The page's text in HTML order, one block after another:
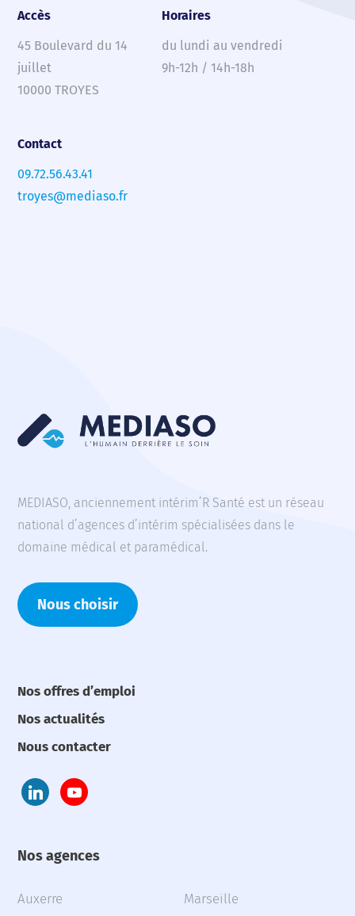
Accès
45 Boulevard du 14
juillet
10000 TROYES
Horaires
du lundi au vendredi
9h-12h / 14h-18h
Contact
09.72.56.43.41
troyes@mediaso.fr
MEDIASO, anciennement intérim’R Santé est un réseau
national d’agences d’intérim spécialisées dans le
domaine médical et paramédical.
Nous choisir
Nos offres d’emploi
Nos actualités
Nous contacter
Nos agences
Auxerre Marseille